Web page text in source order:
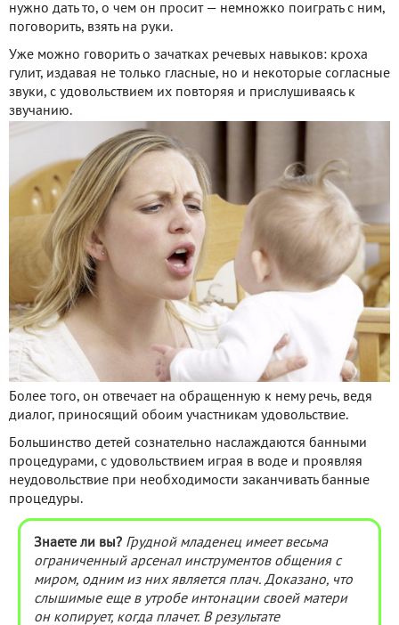
нужно дать то, о чем он просит — немножко поиграть с ним,
поговорить, взять на руки.
Уже можно говорить о зачатках речевых навыков: кроха
гулит, издавая не только гласные, но и некоторые согласные
звуки, с удовольствием их повторяя и прислушиваясь к
звучанию.
Более того, он отвечает на обращенную к нему речь, ведя
диалог, приносящий обоим участникам удовольствие.
Большинство детей сознательно наслаждаются банными
процедурами, с удовольствием играя в воде и проявляя
неудовольствие при необходимости заканчивать банные
процедуры.
Знаете ли вы? Грудной младенец имеет весьма
ограниченный арсенал инструментов общения с
миром, одним из них является плач. Доказано, что
слышимые еще в утробе интонации своей матери
он копирует, когда плачет. В результате